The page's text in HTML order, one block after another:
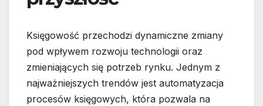
Księgowość przechodzi dynamiczne zmiany
pod wpływem rozwoju technologii oraz
zmieniających się potrzeb rynku. Jednym z
najważniejszych trendów jest automatyzacja
procesów księgowych, która pozwala na